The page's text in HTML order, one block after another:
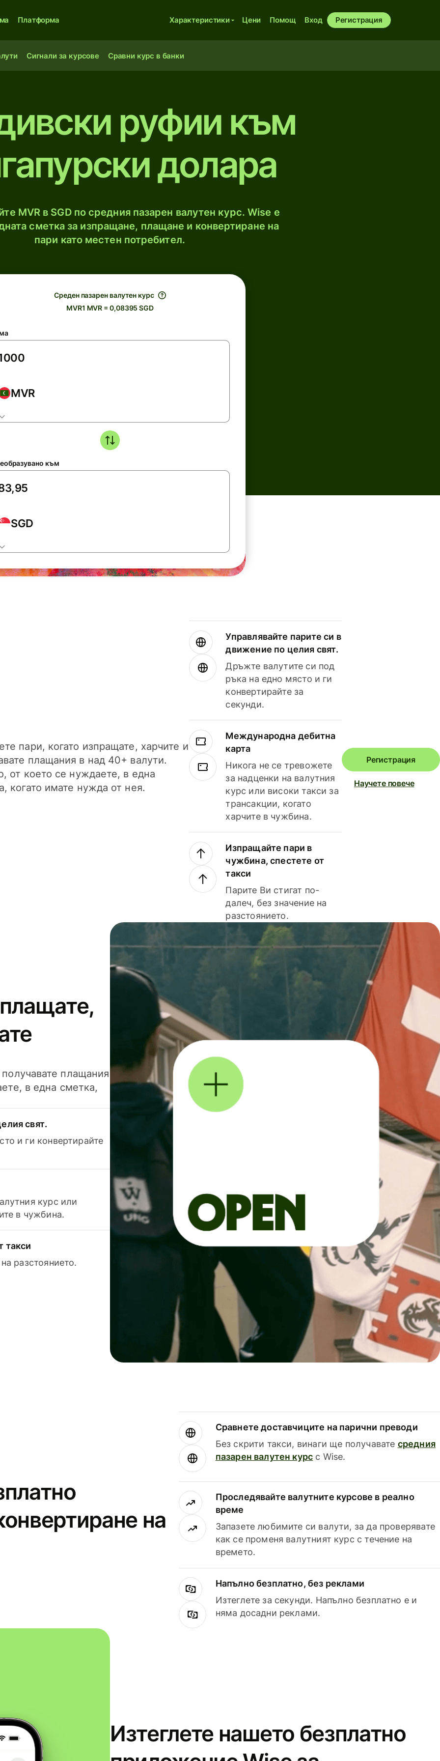
Платформа Характеристики Цени Помощ Вход Регистрация
Сигнали за курсове Сравни курс в банки
руфии към
долара
MVR в SGD по средния пазарен валутен курс. Wise е
сметка за изпращане, плащане и конвертиране на
пари като местен потребител.
Среден пазарен валутен курс
MVR1 MVR = 0,08395 SGD
MVR
към
SGD
пари, когато изпращате, харчите и
плащания в над 40+ валути.
от което се нуждаете, в една
когато имате нужда от нея.
Управлявайте парите си в
движение по целия свят.
Дръжте валутите си под
ръка на едно място и ги
конвертирайте за
секунди.
Международна дебитна
карта
Никога не се тревожете
за надценки на валутния
курс или високи такси за
трансакции, когато
харчите в чужбина.
Изпращайте пари в
чужбина, спестете от
такси
Парите Ви стигат по-
далеч, без значение на
разстоянието.
Регистрация
Научете повече
плащания
в една сметка,
свят.
и ги конвертирайте
курс или
в чужбина.
такси
разстоянието.
на
Сравнете доставчиците на парични преводи
Без скрити такси, винаги ще получавате средния
пазарен валутен курс с Wise.
Проследявайте валутните курсове в реално
време
Запазете любимите си валути, за да проверявате
как се променя валутният курс с течение на
времето.
Напълно безплатно, без реклами
Изтеглете за секунди. Напълно безплатно е и
няма досадни реклами.
Изтеглете нашето безплатно